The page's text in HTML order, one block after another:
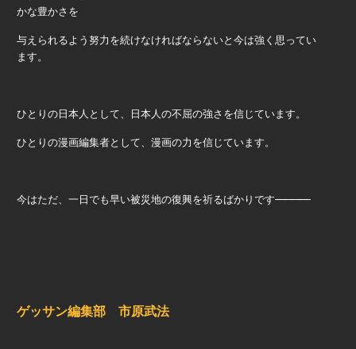
かな豊かさを
与えられるよう努力を続けなければならないと今は強く思ってい
ます。
ひとりの日本人として、日本人の不屈の強さを信じています。
ひとりの漫画編集者として、漫画の力を信じています。
今はただ、一日でも早い被災地の復興を祈るばかりです–––––
ゲッサン編集部 市原武法